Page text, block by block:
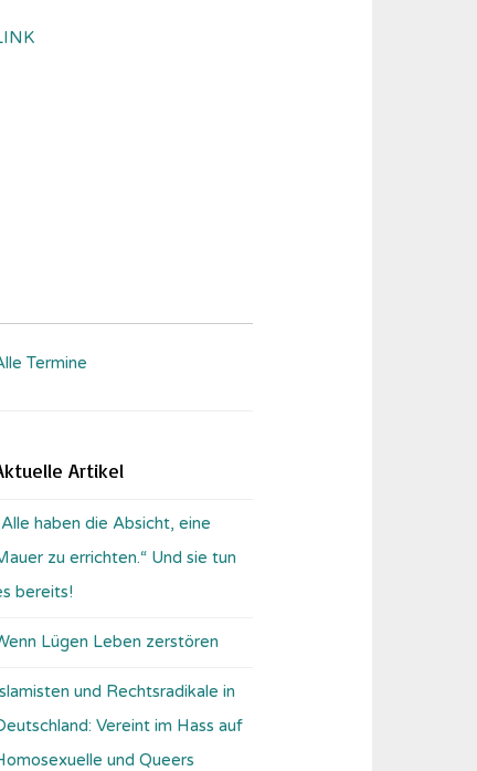
Termine
Artikel
haben die Absicht, eine
zu errichten.“ Und sie tun
bereits!
Lügen Leben zerstören
und Rechtsradikale in
Vereint im Hass auf
und Queers